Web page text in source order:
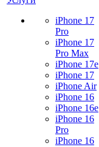
iPhone 17
Pro
iPhone 17
Pro Max
iPhone 17e
iPhone 17
iPhone Air
iPhone 16
iPhone 16e
iPhone 16
Pro
iPhone 16